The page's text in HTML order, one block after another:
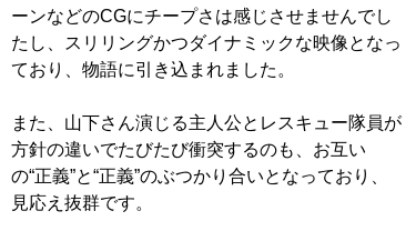
ーンなどのCGにチープさは感じさせませんでし
たし、スリリングかつダイナミックな映像となっ
ており、物語に引き込まれました。
また、山下さん演じる主人公とレスキュー隊員が
方針の違いでたびたび衝突するのも、お互い
の“正義”と“正義”のぶつかり合いとなっており、
見応え抜群です。